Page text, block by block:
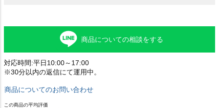
商品についての相談をする
対応時間:平日10:00～17:00
※30分以内の返信にて運用中。
商品についてのお問い合わせ